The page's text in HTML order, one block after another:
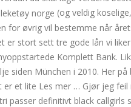
(og veldig
for øvrig vil bestemme når
er stort sett tre gode lån vi
Komplett Bank.
siden München i 2010. Her
er et lite Les mer … Gjør jeg
passer definitivt black